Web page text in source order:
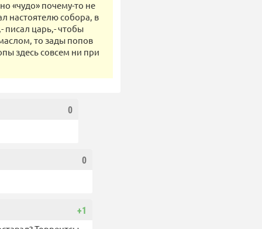
«чудо» почему-то не
настоятелю собора, в
писал царь,- чтобы
то зады попов
здесь совсем ни при
0
0
+1